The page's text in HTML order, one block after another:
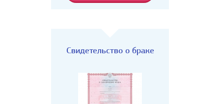
Свидетельство о браке